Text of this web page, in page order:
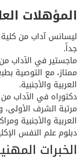
المؤهلات
ليسانس آداب من كلية
جداً.
ماجستير في الآداب
ممتاز، مع التوصية
العربية والأجنبية.
دكتوراه في الآداب من
مرتبة الشرف الأولى،
العربية والأجنبية
دبلوم علم النفس
الخبرات